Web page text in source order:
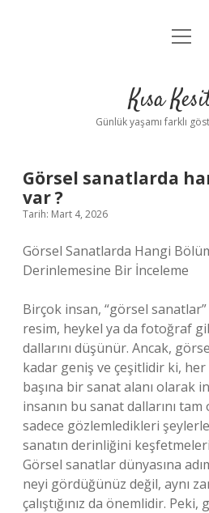
Anasayfa
Yasal
Kısa
Günlük yaşamı farklı
Görsel sanatlarda
var ?
Tarih: Mart 4, 2026
Görsel Sanatlarda Hangi
Derinlemesine Bir İnceleme
Birçok insan, “görsel
resim, heykel ya da fotoğraf
dallarını düşünür. Ancak,
kadar geniş ve çeşitlidir ki,
başına bir sanat alanı olarak
insanın bu sanat dallarını
sadece gözlemledikleri şeylerle
sanatın derinliğini
Görsel sanatlar dünyasına
neyi gördüğünüz değil, aynı
çalıştığınız da önemlidir.